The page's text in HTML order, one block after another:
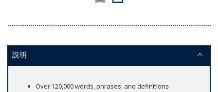
説明
Over 120,000 words, phrases, and definitions